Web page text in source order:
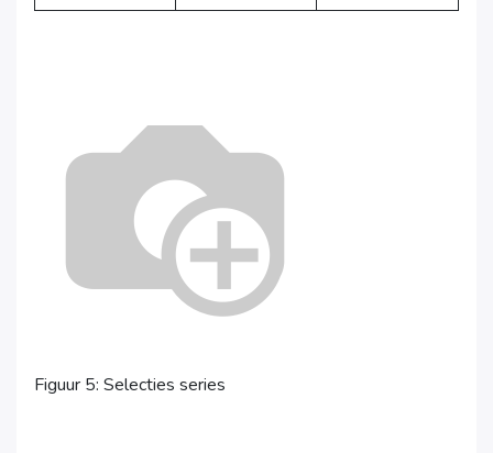
Figuur 5: Selecties series